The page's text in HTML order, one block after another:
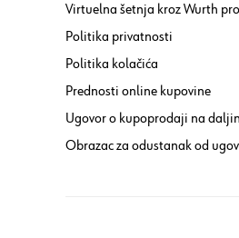
Virtuelna šetnja kroz Wurth
Politika privatnosti
Politika kolačića
Prednosti online kupovine
Ugovor o kupoprodaji na
Obrazac za odustanak od